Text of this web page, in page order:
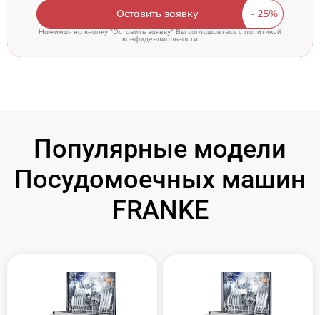
Оставить заявку
Нажимая на кнопку "Оставить заявку" Вы соглашаетесь c политикой
конфиденциальности
Популярные модели
Посудомоечных машин
FRANKE